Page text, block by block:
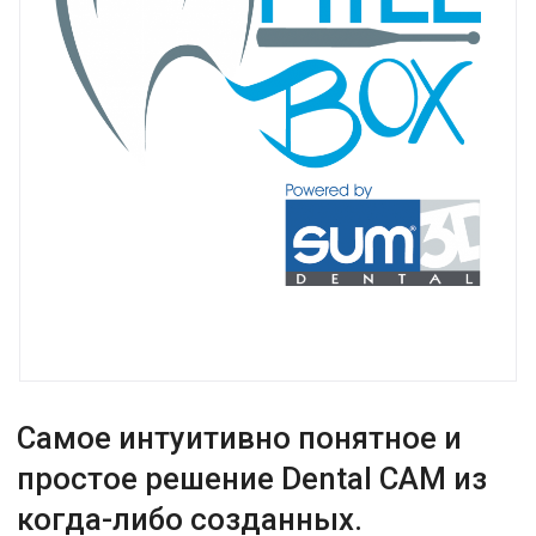
Самое интуитивно понятное и
простое решение Dental CAM из
когда-либо созданных.